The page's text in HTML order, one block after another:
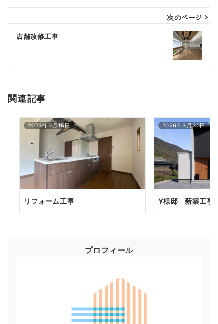
ナ
ビ
ゲ
シ
ン
次のページ
店舗改修工事
関連記事
2023年9月15日
リフォーム工事
2026年3月30日
Y様邸 新築工事
プロフィール